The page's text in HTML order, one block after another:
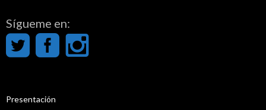
Sígueme en:
Presentación